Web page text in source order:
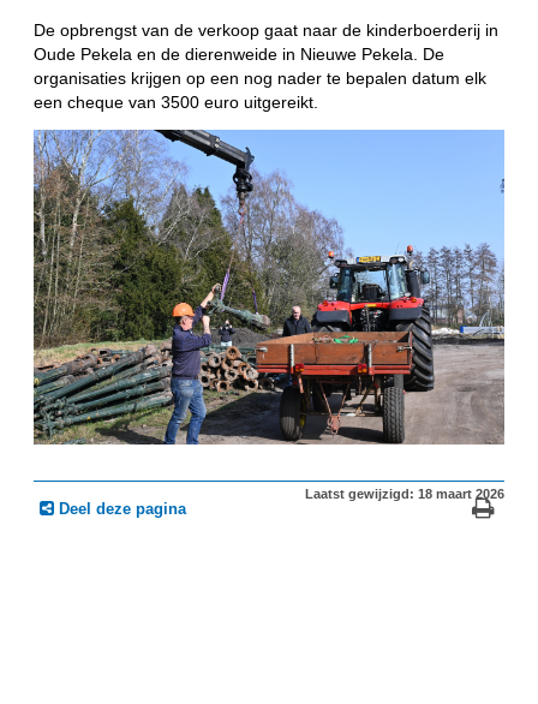
De opbrengst van de verkoop gaat naar de kinderboerderij in
Oude Pekela en de dierenweide in Nieuwe Pekela. De
organisaties krijgen op een nog nader te bepalen datum elk
een cheque van 3500 euro uitgereikt.
Deel deze pagina
Laatst gewijzigd: 18 maart 2026